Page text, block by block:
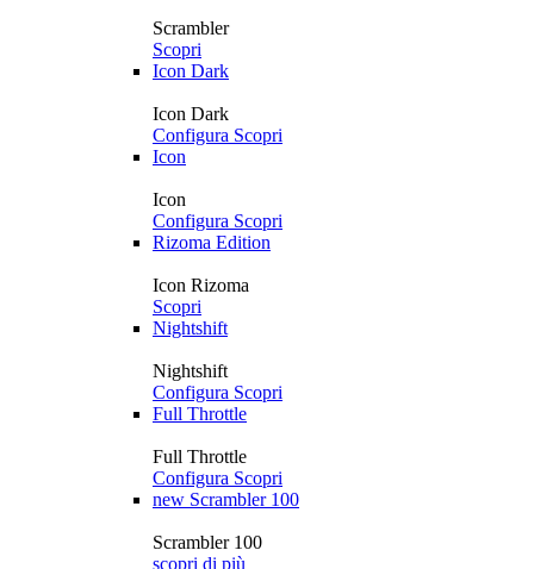
Scrambler
Scopri
Icon Dark
Icon Dark
Configura Scopri
Icon
Icon
Configura Scopri
Rizoma Edition
Icon Rizoma
Scopri
Nightshift
Nightshift
Configura Scopri
Full Throttle
Full Throttle
Configura Scopri
new Scrambler 100
Scrambler 100
scopri di più